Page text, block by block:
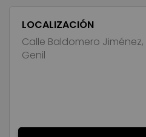
LOCALIZACIÓN
Calle Baldomero Jiménez,
Genil